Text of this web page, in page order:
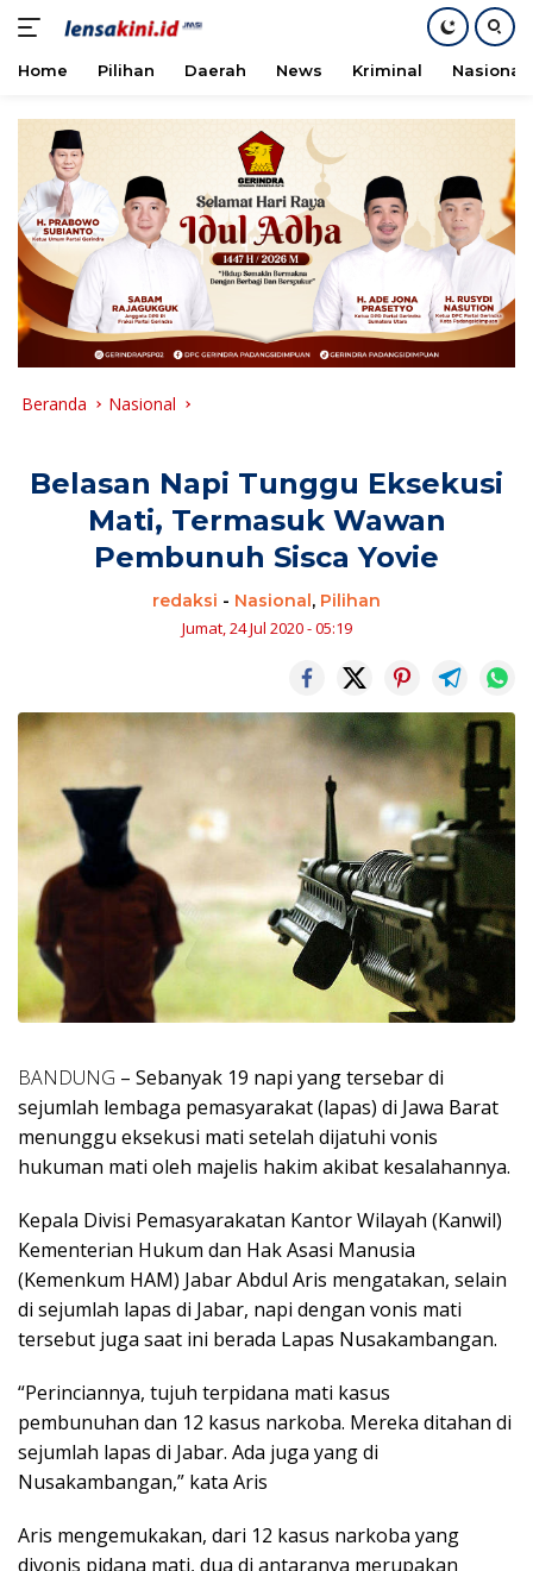
konten
Home Pilihan Daerah News Kriminal Nasional
Beranda Nasional
Belasan Napi Tunggu Eksekusi
Mati, Termasuk Wawan
Pembunuh Sisca Yovie
redaksi - Nasional, Pilihan
Jumat, 24 Jul 2020 - 05:19
BANDUNG – Sebanyak 19 napi yang tersebar di
sejumlah lembaga pemasyarakat (lapas) di Jawa Barat
menunggu eksekusi mati setelah dijatuhi vonis
hukuman mati oleh majelis hakim akibat kesalahannya.
Kepala Divisi Pemasyarakatan Kantor Wilayah (Kanwil)
Kementerian Hukum dan Hak Asasi Manusia
(Kemenkum HAM) Jabar Abdul Aris mengatakan, selain
di sejumlah lapas di Jabar, napi dengan vonis mati
tersebut juga saat ini berada Lapas Nusakambangan.
“Perinciannya, tujuh terpidana mati kasus
pembunuhan dan 12 kasus narkoba. Mereka ditahan di
sejumlah lapas di Jabar. Ada juga yang di
Nusakambangan,” kata Aris
Aris mengemukakan, dari 12 kasus narkoba yang
divonis pidana mati, dua di antaranya merupakan